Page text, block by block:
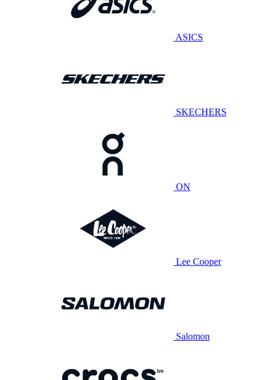
ASICS
SKECHERS
ON
Lee Cooper
Salomon